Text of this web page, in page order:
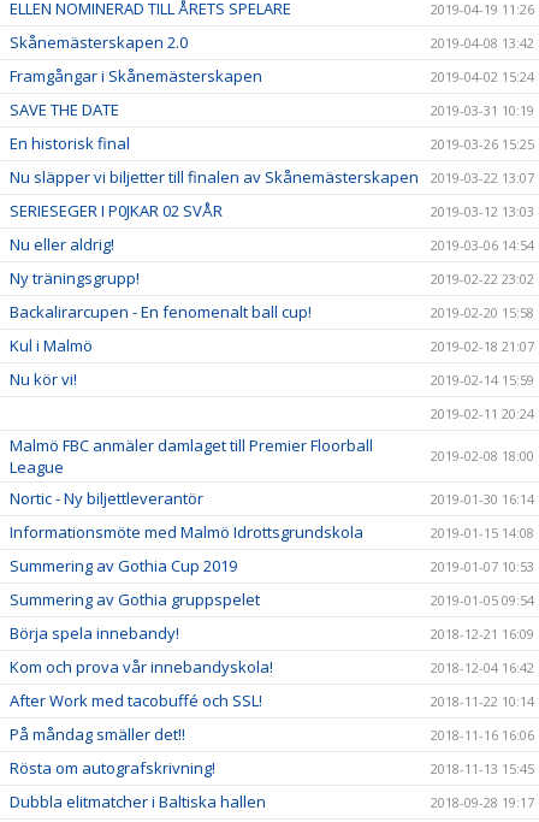
ELLEN NOMINERAD TILL ÅRETS SPELARE 2019-04-19 11:26
Skånemästerskapen 2.0 2019-04-08 13:42
Framgångar i Skånemästerskapen 2019-04-02 15:24
SAVE THE DATE 2019-03-31 10:19
En historisk final 2019-03-26 15:25
Nu släpper vi biljetter till finalen av Skånemästerskapen 2019-03-22 13:07
SERIESEGER I P0JKAR 02 SVÅR 2019-03-12 13:03
Nu eller aldrig! 2019-03-06 14:54
Ny träningsgrupp! 2019-02-22 23:02
Backalirarcupen - En fenomenalt ball cup! 2019-02-20 15:58
Kul i Malmö 2019-02-18 21:07
Nu kör vi!
2019-02-14 15:59
2019-02-11 20:24
Malmö FBC anmäler damlaget till Premier Floorball
League
2019-02-08 18:00
Nortic - Ny biljettleverantör 2019-01-30 16:14
Informationsmöte med Malmö Idrottsgrundskola 2019-01-15 14:08
Summering av Gothia Cup 2019 2019-01-07 10:53
Summering av Gothia gruppspelet 2019-01-05 09:54
Börja spela innebandy! 2018-12-21 16:09
Kom och prova vår innebandyskola! 2018-12-04 16:42
After Work med tacobuffé och SSL! 2018-11-22 10:14
På måndag smäller det!! 2018-11-16 16:06
Rösta om autografskrivning! 2018-11-13 15:45
Dubbla elitmatcher i Baltiska hallen 2018-09-28 19:17